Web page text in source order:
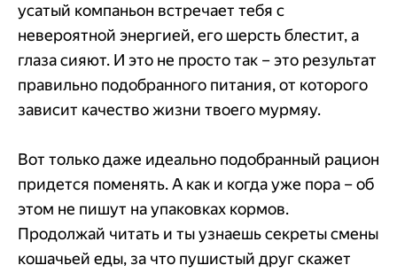
усатый компаньон встречает тебя с
невероятной энергией, его шерсть блестит, а
глаза сияют. И это не просто так – это результат
правильно подобранного питания, от которого
зависит качество жизни твоего мурмяу.
Вот только даже идеально подобранный рацион
придется поменять. А как и когда уже пора – об
этом не пишут на упаковках кормов.
Продолжай читать и ты узнаешь секреты смены
кошачьей еды, за что пушистый друг скажет